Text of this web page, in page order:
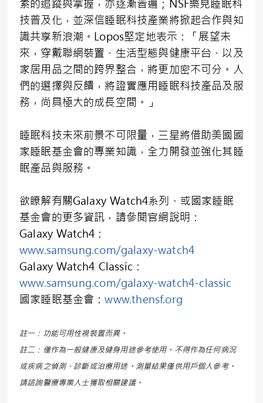
素的追蹤與掌握，亦逐漸普遍；NSF樂見睡眠科
技普及化，並深信睡眠科技產業將掀起合作與知
識共享新浪潮。Lopos堅定地表示：「展望未
來，穿戴聯網裝置、生活型態與健康平台、以及
家居用品之間的跨界整合，將更加密不可分。人
們的選擇與反饋，將證實應用睡眠科技產品及服
務，尚具極大的成長空間。」
睡眠科技未來前景不可限量，三星將借助美國國
家睡眠基金會的專業知識，全力開發並強化其睡
眠產品與服務。
欲瞭解有關Galaxy Watch4系列、或國家睡眠
基金會的更多資訊，請參閱官網說明：
Galaxy Watch4：
www.samsung.com/galaxy-watch4
Galaxy Watch4 Classic：
www.samsung.com/galaxy-watch4-classic
國家睡眠基金會：www.thensf.org
註一：功能可用性視裝置而異。
註二：僅作為一般健康及健身用途參考使用。不得作為任何病況
或疾病之偵測、診斷或治療用途。測量結果僅供用戶個人參考。
請諮詢醫療專業人士獲取相關建議。